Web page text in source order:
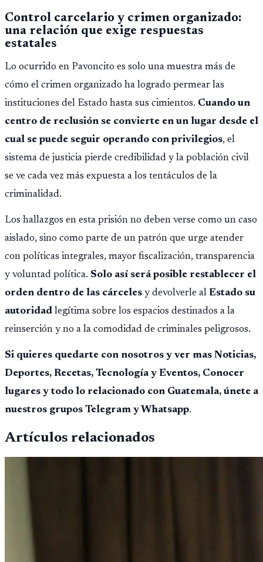
Control carcelario y crimen organizado:
una relación que exige respuestas
estatales
Lo ocurrido en Pavoncito es solo una muestra más de
cómo el crimen organizado ha logrado permear las
instituciones del Estado hasta sus cimientos. Cuando un
centro de reclusión se convierte en un lugar desde el
cual se puede seguir operando con privilegios, el
sistema de justicia pierde credibilidad y la población civil
se ve cada vez más expuesta a los tentáculos de la
criminalidad.
Los hallazgos en esta prisión no deben verse como un caso
aislado, sino como parte de un patrón que urge atender
con políticas integrales, mayor fiscalización, transparencia
y voluntad política. Solo así será posible restablecer el
orden dentro de las cárceles y devolverle al Estado su
autoridad legítima sobre los espacios destinados a la
reinserción y no a la comodidad de criminales peligrosos.
Si quieres quedarte con nosotros y ver mas Noticias,
Deportes, Recetas, Tecnología y Eventos, Conocer
lugares y todo lo relacionado con Guatemala, únete a
nuestros grupos Telegram y Whatsapp.
Artículos relacionados